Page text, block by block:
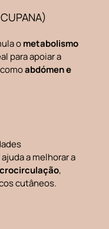
ometabolismo
para apoiar a
abdómen e
ajuda a melhorar a
,
cutâneos.